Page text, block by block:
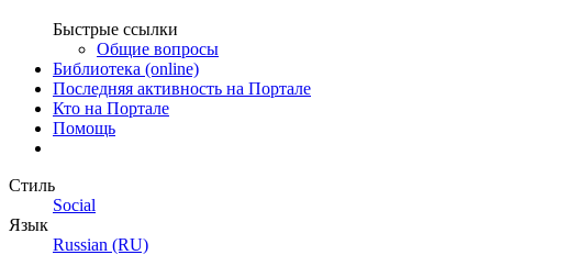
Быстрые ссылки
Общие вопросы
Библиотека (online)
Последняя активность на Портале
Кто на Портале
Помощь
Стиль
Social
Язык
Russian (RU)